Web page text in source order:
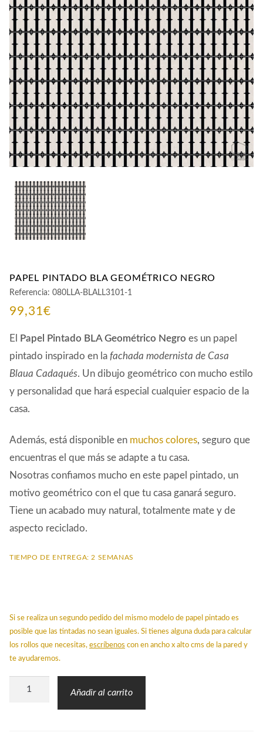
CONTACTO
PAPEL PINTADO BLA GEOMÉTRICO NEGRO
Referencia: 080LLA-BLALL3101-1
99,31€
El Papel Pintado BLA Geométrico Negro es un papel
pintado inspirado en la fachada modernista de Casa
Blaua Cadaqués. Un dibujo geométrico con mucho estilo
y personalidad que hará especial cualquier espacio de la
casa.
Además, está disponible en muchos colores, seguro que
encuentras el que más se adapte a tu casa.
Nosotras confiamos mucho en este papel pintado, un
motivo geométrico con el que tu casa ganará seguro.
Tiene un acabado muy natural, totalmente mate y de
aspecto reciclado.
TIEMPO DE ENTREGA: 2 SEMANAS
Si se realiza un segundo pedido del mismo modelo de papel pintado es
posible que las tintadas no sean iguales. Si tienes alguna duda para calcular
los rollos que necesitas, escríbenos con en ancho x alto cms de la pared y
te ayudaremos.
Papel
Añadir al carrito